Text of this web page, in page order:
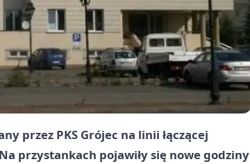
przez PKS Grójec na linii łączącej
przystankach pojawiły się nowe godziny